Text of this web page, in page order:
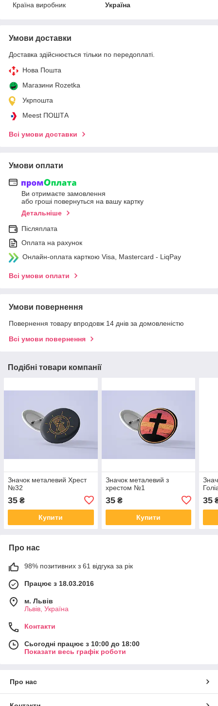
Країна виробник
Україна
Умови доставки
Доставка здійснюється тільки по передоплаті.
Нова Пошта
Магазини Rozetka
Укрпошта
Meest ПОШТА
Всі умови доставки
Умови оплати
Ви отримаєте замовлення
або гроші повернуться на вашу картку
Детальніше
Післяплата
Оплата на рахунок
Онлайн-оплата карткою Visa, Mastercard - LiqPay
Всі умови оплати
Умови повернення
Повернення товару впродовж 14 днів за домовленістю
Всі умови повернення
Подібні товари компанії
Значок металевий Хрест
№32
35 ₴
Купити
Значок металевий з
хрестом №1
35₴
Купити
35
Про нас
98% позитивних з 61 відгука за рік
Працює з 18.03.2016
м. Львів
Львів, Україна
Контакти
Сьогодні працює з 10:00 до 18:00
Показати весь графік роботи
Про нас